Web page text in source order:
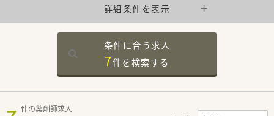
詳細条件を表示
条件に合う求人
7件を検索する
件の薬剤師求人